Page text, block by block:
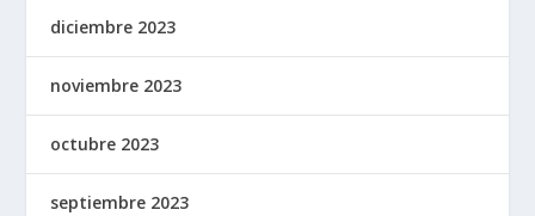
diciembre 2023
noviembre 2023
octubre 2023
septiembre 2023